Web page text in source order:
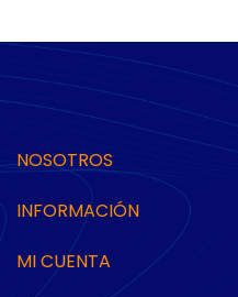
NOSOTROS
INFORMACIÓN
MI CUENTA